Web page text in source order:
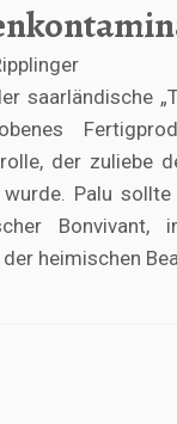
saarländische
der zuliebe
Palu
Bonvivant,
der heimischen